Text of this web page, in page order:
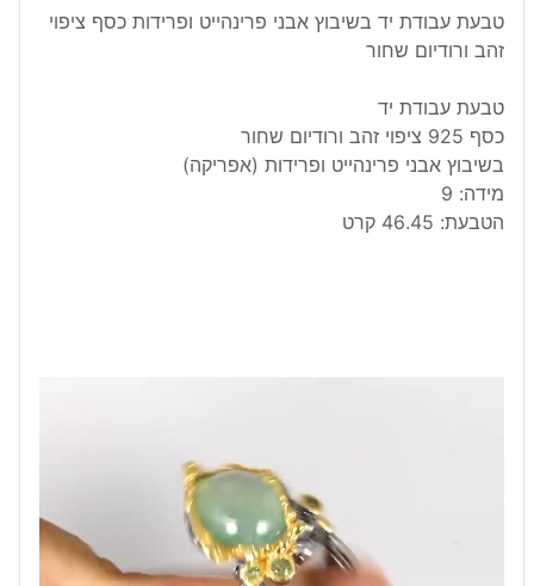
טבעת עבודת יד בשיבוץ אבני פרינהייט ופרידות כסף ציפוי
זהב ורודיום שחור
טבעת עבודת יד
כסף 925 ציפוי זהב ורודיום שחור
בשיבוץ אבני פרינהייט ופרידות (אפריקה)
מידה: 9
הטבעת: 46.45 קרט